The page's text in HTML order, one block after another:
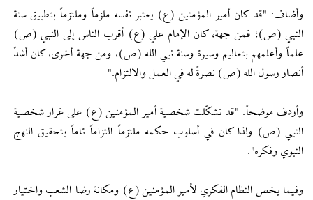
وأضاف: "قد كان أمير المؤمنين (ع) يعتبر نفسه ملزماً وملتزماً بتطبيق سنة
النبي (ص)؛ فمن جهة، كان الإمام علي (ع) أقرب الناس إلى النبي (ص)
علماً وأعلمهم بتعاليم وسيرة وسنة نبي الله (ص)، ومن جهة أخرى، كان أشدّ
أنصار رسول الله (ص) نصرةً له في العمل والالتزام."
وأردف موضحاً: "قد تشكّلت شخصية أمير المؤمنين (ع) على غرار شخصية
النبي (ص) ولذا كان في أسلوب حكمه ملتزماً التزاماً تاماً بتحقيق النهج
النبوي وفكره".
وفيما يخص النظام الفكري لأمير المؤمنين (ع) ومكانة رضا الشعب واختيار